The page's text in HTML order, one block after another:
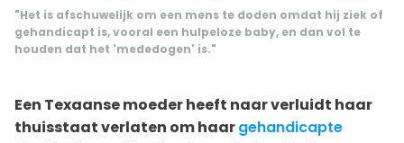
"Het is afschuwelijk om een mens te doden omdat hij ziek of
gehandicapt is, vooral een hulpeloze baby, en dan vol te
houden dat het 'mededogen' is."
Een Texaanse moeder heeft naar verluidt haar
thuisstaat verlaten om haargehandicapte